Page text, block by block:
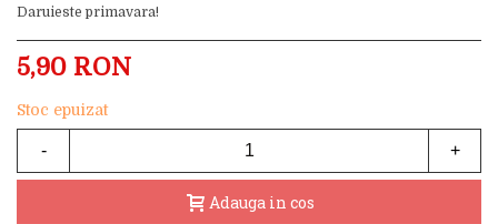
Daruieste primavara!
5,90 RON
Stoc epuizat
- +
Adauga in cos